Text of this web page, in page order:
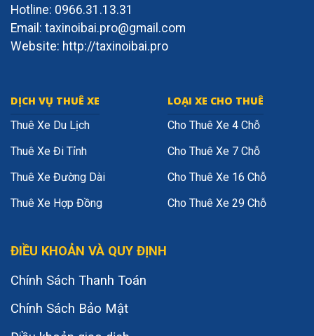
Hotline: 0966.31.13.31
Email: taxinoibai.pro@gmail.com
Website: http://taxinoibai.pro
DỊCH VỤ THUÊ XE
Thuê Xe Du Lịch
Thuê Xe Đi Tỉnh
Thuê Xe Đường Dài
Thuê Xe Hợp Đồng
LOẠI XE CHO THUÊ
Cho Thuê Xe 4 Chỗ
Cho Thuê Xe 7 Chỗ
Cho Thuê Xe 16 Chỗ
Cho Thuê Xe 29 Chỗ
ĐIỀU KHOẢN VÀ QUY ĐỊNH
Chính Sách Thanh Toán
Chính Sách Bảo Mật